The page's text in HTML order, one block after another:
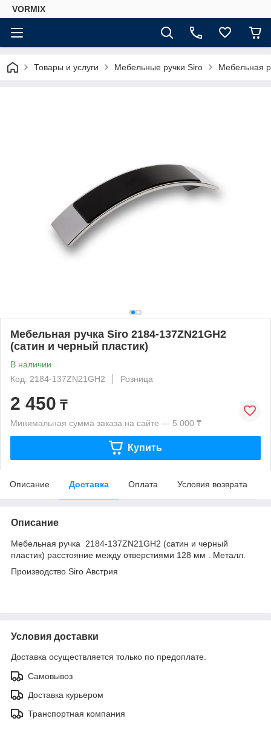
VORMIX
Товары и услуги Мебельные ручки Siro Мебельная
Мебельная ручка Siro 2184-137ZN21GH2
(сатин и черный пластик)
В наличии
Код: 2184-137ZN21GH2
Розница
2 450 ₸
Минимальная сумма заказа на сайте — 5 000 ₸
Купить
Описание Доставка Оплата Условия возврата
Описание
Мебельная ручка 2184-137ZN21GH2 (сатин и черный
пластик) расстояние между отверстиями 128 мм . Металл.
Производство Siro Австрия
Условия доставки
Доставка осуществляется только по предоплате.
Самовывоз
Доставка курьером
Транспортная компания